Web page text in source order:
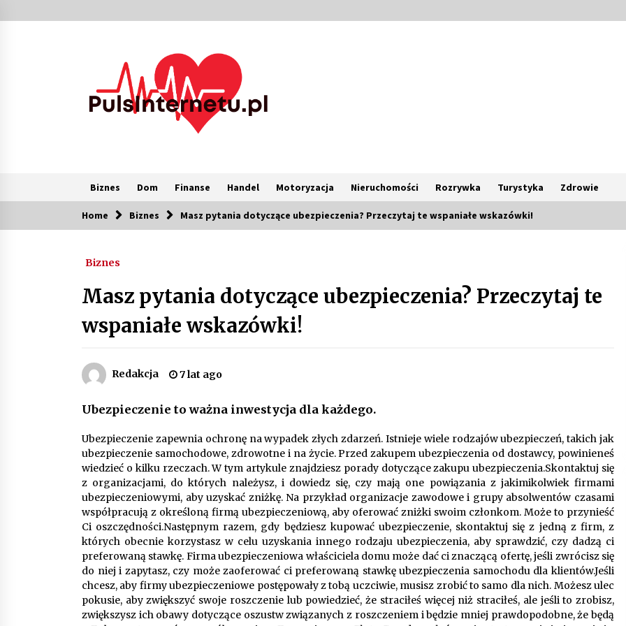
to
Biznes Dom Finanse Handel Motoryzacja Nieruchomości Rozrywka Turystyka Zdrowie
Popularne
1 miesiąc ago
korzyści z cyfryzacji kadr
4 miesiące ago
Piece do pizzy – jak wybrać między
zwrotnych – oszczędność czasu
9 miesięcy ago
Jak wybrać idealny stół do jadalni?
poradnik zakupowy
10 miesięcy ago
Nowoczesne rozwiązania
opakowaniowe dopasowane do
potrzeb różnych branż
12 miesięcy ago
Home Biznes Masz pytania dotyczące ubezpieczenia? Przeczytaj te wspaniałe wskazówki!
Biznes
Masz pytania dotyczące ubezpieczenia? Przeczytaj te
wspaniałe wskazówki!
Redakcja 7 lat ago
Ubezpieczenie to ważna inwestycja dla każdego.
Ubezpieczenie zapewnia ochronę na wypadek złych zdarzeń. Istnieje wiele rodzajów ubezpieczeń, takich jak
ubezpieczenie samochodowe, zdrowotne i na życie. Przed zakupem ubezpieczenia od dostawcy, powinieneś
wiedzieć o kilku rzeczach. W tym artykule znajdziesz porady dotyczące zakupu ubezpieczenia.Skontaktuj się
z organizacjami, do których należysz, i dowiedz się, czy mają one powiązania z jakimikolwiek firmami
ubezpieczeniowymi, aby uzyskać zniżkę. Na przykład organizacje zawodowe i grupy absolwentów czasami
współpracują z określoną firmą ubezpieczeniową, aby oferować zniżki swoim członkom. Może to przynieść
Ci oszczędności.Następnym razem, gdy będziesz kupować ubezpieczenie, skontaktuj się z jedną z firm, z
których obecnie korzystasz w celu uzyskania innego rodzaju ubezpieczenia, aby sprawdzić, czy dadzą ci
preferowaną stawkę. Firma ubezpieczeniowa właściciela domu może dać ci znaczącą ofertę, jeśli zwrócisz się
do niej i zapytasz, czy może zaoferować ci preferowaną stawkę ubezpieczenia samochodu dla klientów.Jeśli
chcesz, aby firmy ubezpieczeniowe postępowały z tobą uczciwie, musisz zrobić to samo dla nich. Możesz ulec
pokusie, aby zwiększyć swoje roszczenie lub powiedzieć, że straciłeś więcej niż straciłeś, ale jeśli to zrobisz,
zwiększysz ich obawy dotyczące oszustw związanych z roszczeniem i będzie mniej prawdopodobne, że będą